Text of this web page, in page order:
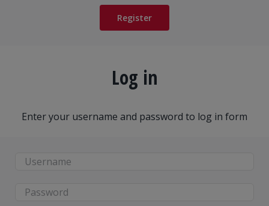
Register
Log in
Enter your username and password to log in form